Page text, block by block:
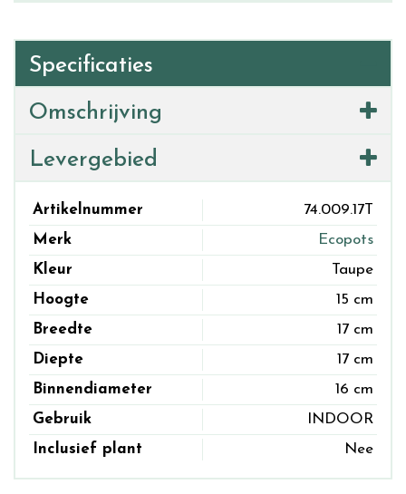
Specificaties
Omschrijving
Levergebied
Artikelnummer
74.009.17T
Merk
Ecopots
Kleur
Taupe
Hoogte
15 cm
Breedte
17 cm
Diepte
17 cm
Binnendiameter
16 cm
Gebruik
INDOOR
Inclusief plant
Nee